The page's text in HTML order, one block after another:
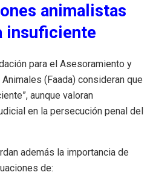
animalistas
insuficiente
para el Asesoramiento y
(Faada) consideran que
aunque valoran
en la persecución penal del
además la importancia de
de: